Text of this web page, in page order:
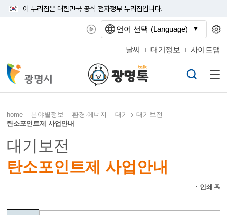
이 누리집은 대한민국 공식 전자정부 누리집입니다.
날씨 대기정보 사이트맵
home 분야별정보 환경·에너지 대기
대기보전
탄소포인트제 사업안내
대기보전
탄소포인트제 사업안내
ㆍ인쇄
언어 선택 (Language)